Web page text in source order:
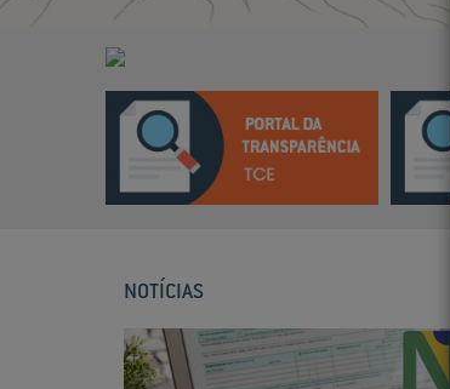
NOTÍCIAS
Previous